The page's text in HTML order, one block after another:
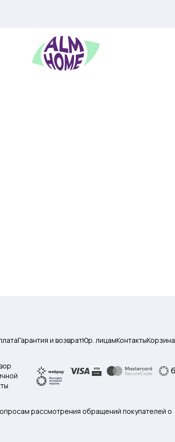
Гарантия и возвратЮр. лицамКонтактыКорзина
рассмотрения обращений покупателей о